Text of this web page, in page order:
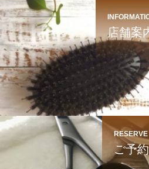
店舗案
RESERVE
ご予約